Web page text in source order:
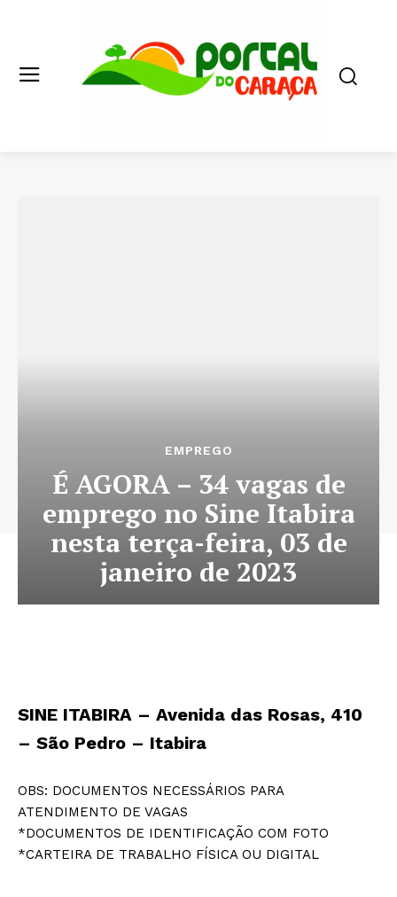
EMPREGO
É AGORA – 34 vagas de
emprego no Sine Itabira
nesta terça-feira, 03 de
janeiro de 2023
SINE ITABIRA – Avenida das Rosas, 410
– São Pedro – Itabira
OBS: DOCUMENTOS NECESSÁRIOS PARA
ATENDIMENTO DE VAGAS
*DOCUMENTOS DE IDENTIFICAÇÃO COM FOTO
*CARTEIRA DE TRABALHO FÍSICA OU DIGITAL